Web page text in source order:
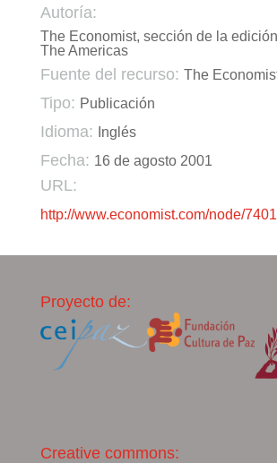
Autoría:
The Economist, sección de la
The Americas
Fuente del recurso: The
Tipo: Publicación
Idioma: Inglés
Fecha: 16 de agosto 2001
URL:
http://www.economist.com/node/
Proyecto de:
Creative commons: